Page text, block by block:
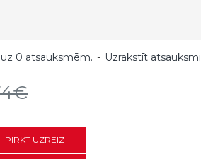
0 atsauksmēm. - Uzrakstīt atsauksmi
PIRKT UZREIZ